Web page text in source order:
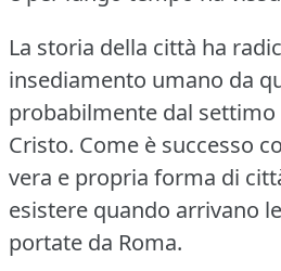
La storia della città ha
insediamento umano da
probabilmente dal settimo
Cristo. Come è successo
vera e propria forma di
esistere quando arrivano
portate da Roma.